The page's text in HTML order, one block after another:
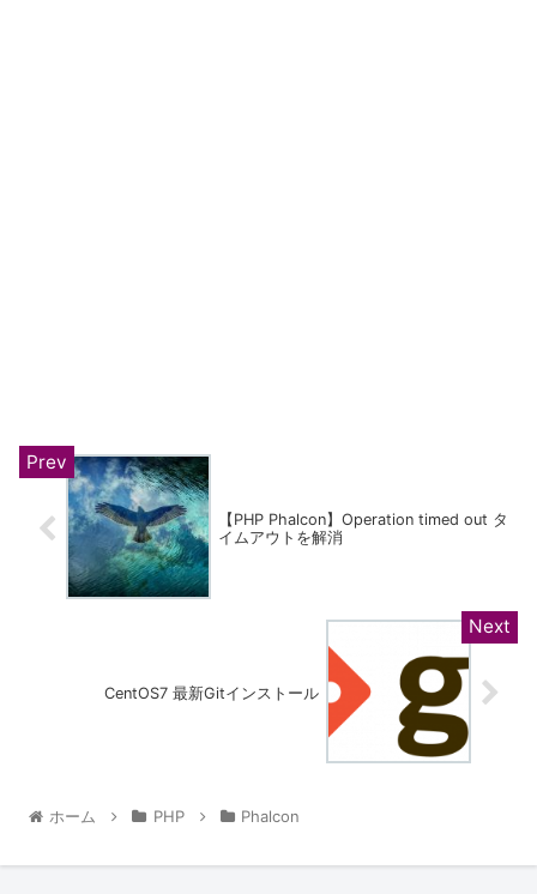
【PHP Phalcon】Operation timed out タ
イムアウトを解消
CentOS7 最新Gitインストール
ホーム PHP Phalcon